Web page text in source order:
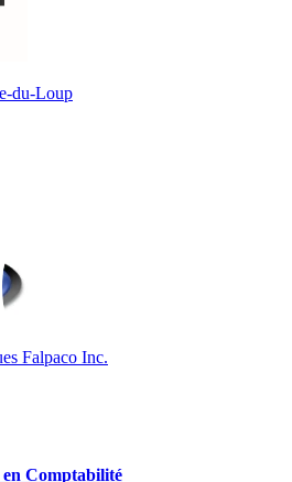
du-Loup
Falpaco Inc.
en Comptabilité